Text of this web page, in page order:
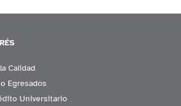
Calidad
Egresados
Universitario